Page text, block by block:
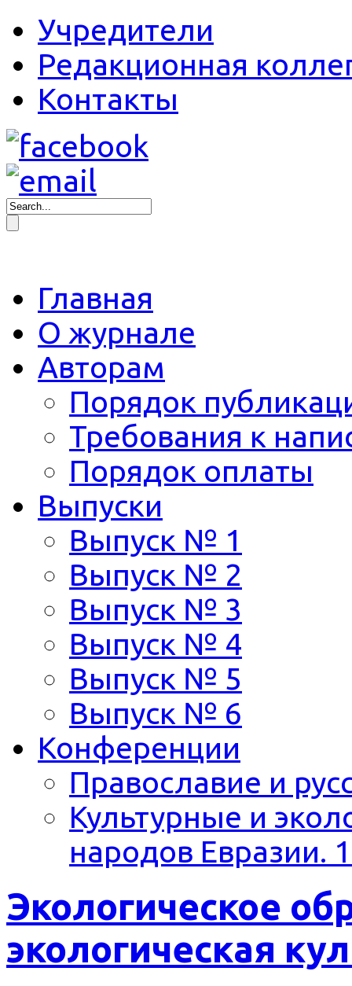
Учредители
Редакционная
Контакты
Главная
О журнале
Авторам
Порядок
Требования к
Порядок оплаты
Выпуски
Выпуск № 1
Выпуск № 2
Выпуск № 3
Выпуск № 4
Выпуск № 5
Выпуск № 6
Конференции
Православие и
Культурные и
народов Евразии.
Экологическое
экологическая